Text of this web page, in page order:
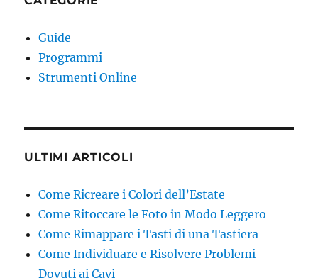
Guide
Programmi
Strumenti Online
ULTIMI ARTICOLI
Come Ricreare i Colori dell’Estate
Come Ritoccare le Foto in Modo Leggero
Come Rimappare i Tasti di una Tastiera
Come Individuare e Risolvere Problemi
Dovuti ai Cavi